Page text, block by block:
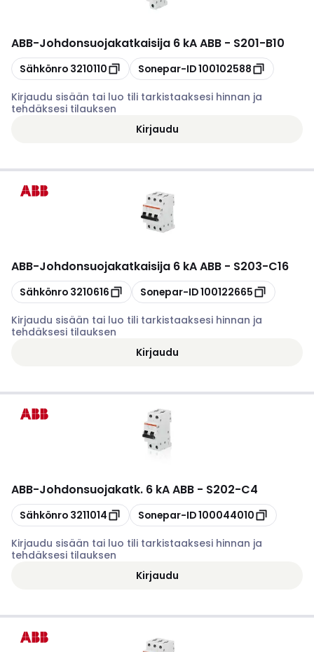
ABB-Johdonsuojakatkaisija 6 kA ABB - S201-B10
Kopioi
Sähkönro 3210110 Kopioi
Sonepar-ID100102588
Kirjaudu sisään tai luo tili tarkistaaksesi hinnan ja
tehdäksesi tilauksen
Kirjaudu
ABB-Johdonsuojakatkaisija 6 kA ABB - S203-C16
Kopioi
Sähkönro 3210616 Kopioi
Sonepar-ID100122665
Kirjaudu sisään tai luo tili tarkistaaksesi hinnan ja
tehdäksesi tilauksen
Kirjaudu
ABB-Johdonsuojakatk. 6 kA ABB - S202-C4
Kopioi
Sähkönro 3211014 Kopioi
Sonepar-ID100044010
Kirjaudu sisään tai luo tili tarkistaaksesi hinnan ja
tehdäksesi tilauksen
Kirjaudu